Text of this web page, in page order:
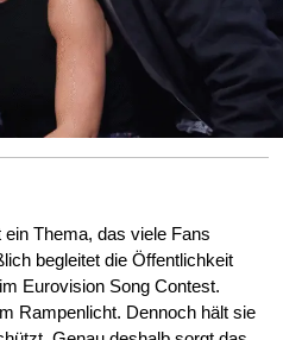
Thema, das viele Fans
begleitet die Öffentlichkeit
Eurovision Song Contest.
Rampenlicht. Dennoch hält sie